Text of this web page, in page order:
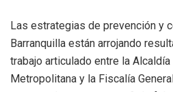
Las estrategias de prevención y
Barranquilla están arrojando
trabajo articulado entre la
Metropolitana y la Fiscalía